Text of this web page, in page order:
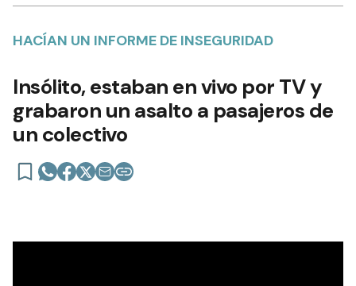
HACÍAN UN INFORME DE INSEGURIDAD
Insólito, estaban en vivo por TV y
grabaron un asalto a pasajeros de
un colectivo